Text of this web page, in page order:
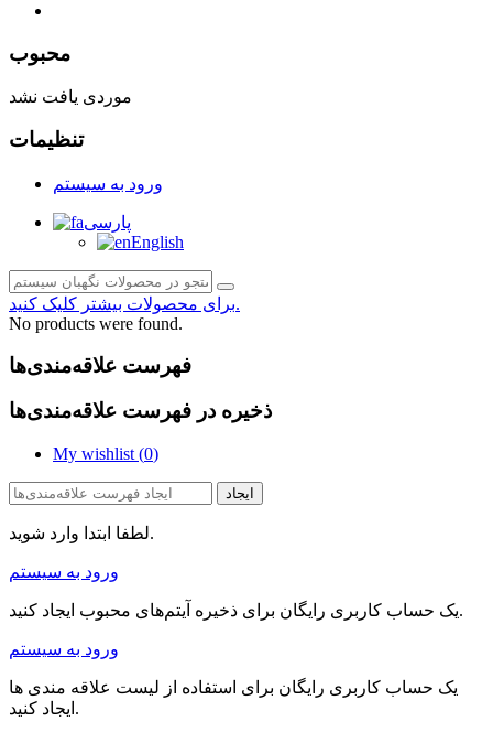
محبوب
موردی یافت نشد
تنظیمات
ورود به سیستم
پارسی
English
برای محصولات بیشتر کلیک کنید.
No products were found.
فهرست علاقه‌مندی‌ها
ذخیره در فهرست علاقه‌مندی‌ها
My wishlist (0)
ایجاد
لطفا ابتدا وارد شوید.
ورود به سیستم
یک حساب کاربری رایگان برای ذخیره آیتم‌های محبوب ایجاد کنید.
ورود به سیستم
یک حساب کاربری رایگان برای استفاده از لیست علاقه مندی ها
ایجاد کنید.